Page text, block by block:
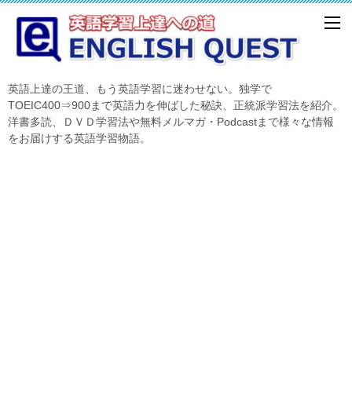
英語上達の王道、もう英語学習に迷わせない。独学で
TOEIC400⇒900まで英語力を伸ばした秘訣、正統派学習法を紹介。
洋書多読、ＤＶＤ学習法や無料メルマガ・Podcastまで様々な情報
をお届けする英語学習物語。